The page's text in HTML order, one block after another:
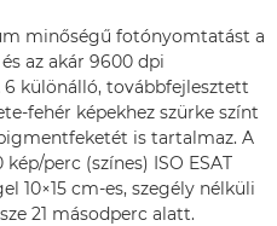
minőségű fotónyomtatást a
az akár 9600 dpi
különálló, továbbfejlesztett
fehér képekhez szürke színt
is tartalmaz. A
perc (színes) ISO ESAT
10×15 cm-es, szegély nélküli
21 másodperc alatt.